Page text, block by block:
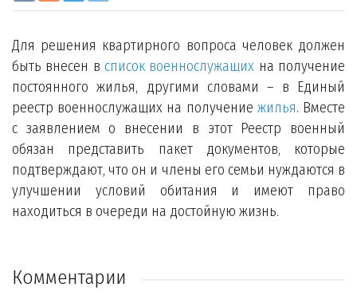
Для решения квартирного вопроса человек должен
быть внесен в список военнослужащих на получение
постоянного жилья, другими словами – в Единый
реестр военнослужащих на получение жилья. Вместе
с заявлением о внесении в этот Реестр военный
обязан представить пакет документов, которые
подтверждают, что он и члены его семьи нуждаются в
улучшении условий обитания и имеют право
находиться в очереди на достойную жизнь.
Комментарии